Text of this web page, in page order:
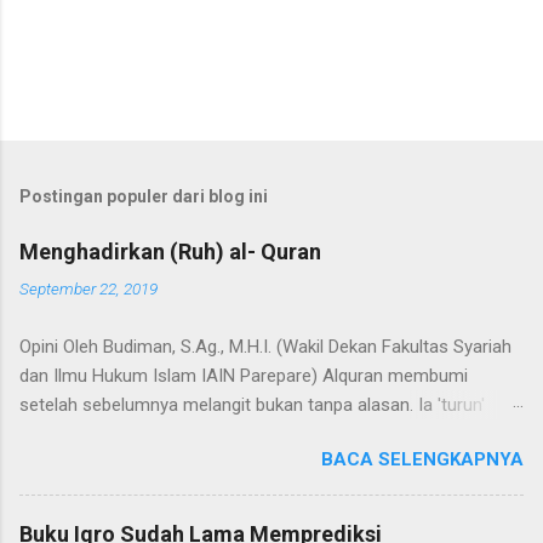
Postingan populer dari blog ini
Menghadirkan (Ruh) al- Quran
September 22, 2019
Opini Oleh Budiman, S.Ag., M.H.I. (Wakil Dekan Fakultas Syariah
dan Ilmu Hukum Islam IAIN Parepare) Alquran membumi
setelah sebelumnya melangit bukan tanpa alasan. Ia 'turun'
hudan (panduan) bagi segenap manusia dalam hidup dan
kehidupannya. Selain itu, Alquran adalah Annur dan Nur
(cahaya). Kedua terma ini menunjuk pada nama dan fungsi
BACA SELENGKAPNYA
Buku Iqro Sudah Lama Memprediksi